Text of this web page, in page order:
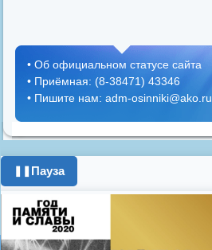
• Об официальном статусе сайта
• Приёмная: (8-38471) 43346
• Пишите нам: adm-osinniki@ako.ru
Пауза